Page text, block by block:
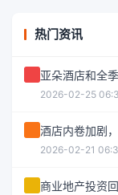
热门资讯
亚朵酒店和全
2026-02-25
酒店内卷加剧
2026-02-21
商业地产投资